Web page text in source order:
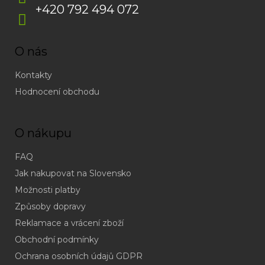
+420 792 494 072
O nás
Kontakty
Hodnocení obchodu
O nákupu
FAQ
Jak nakupovat na Slovensko
Možnosti platby
Způsoby dopravy
Reklamace a vrácení zboží
Obchodní podmínky
Ochrana osobních údajů GDPR
(odpověď
do